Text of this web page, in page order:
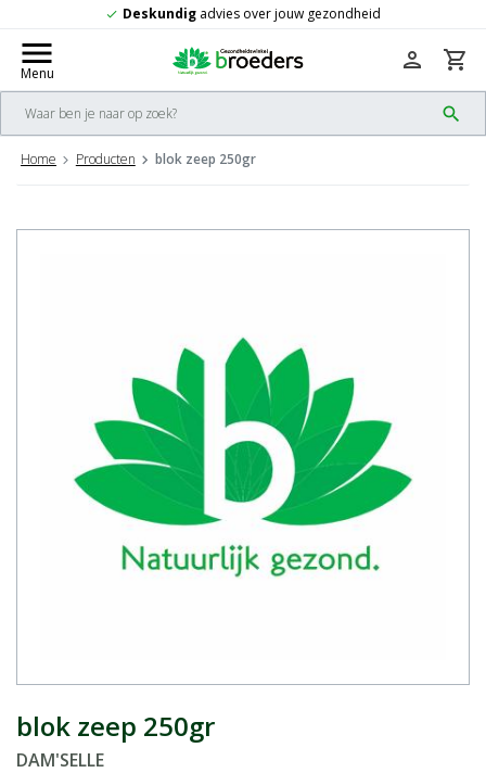
advies over jouw gezondheid
menu
Menu
search
person shopping_cart
Home Producten blok zeep 250gr
blok zeep 250gr
DAM'SELLE